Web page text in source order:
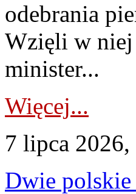
odebrania
Wzięli w niej
minister...
Więcej...
7 lipca
Dwie polskie